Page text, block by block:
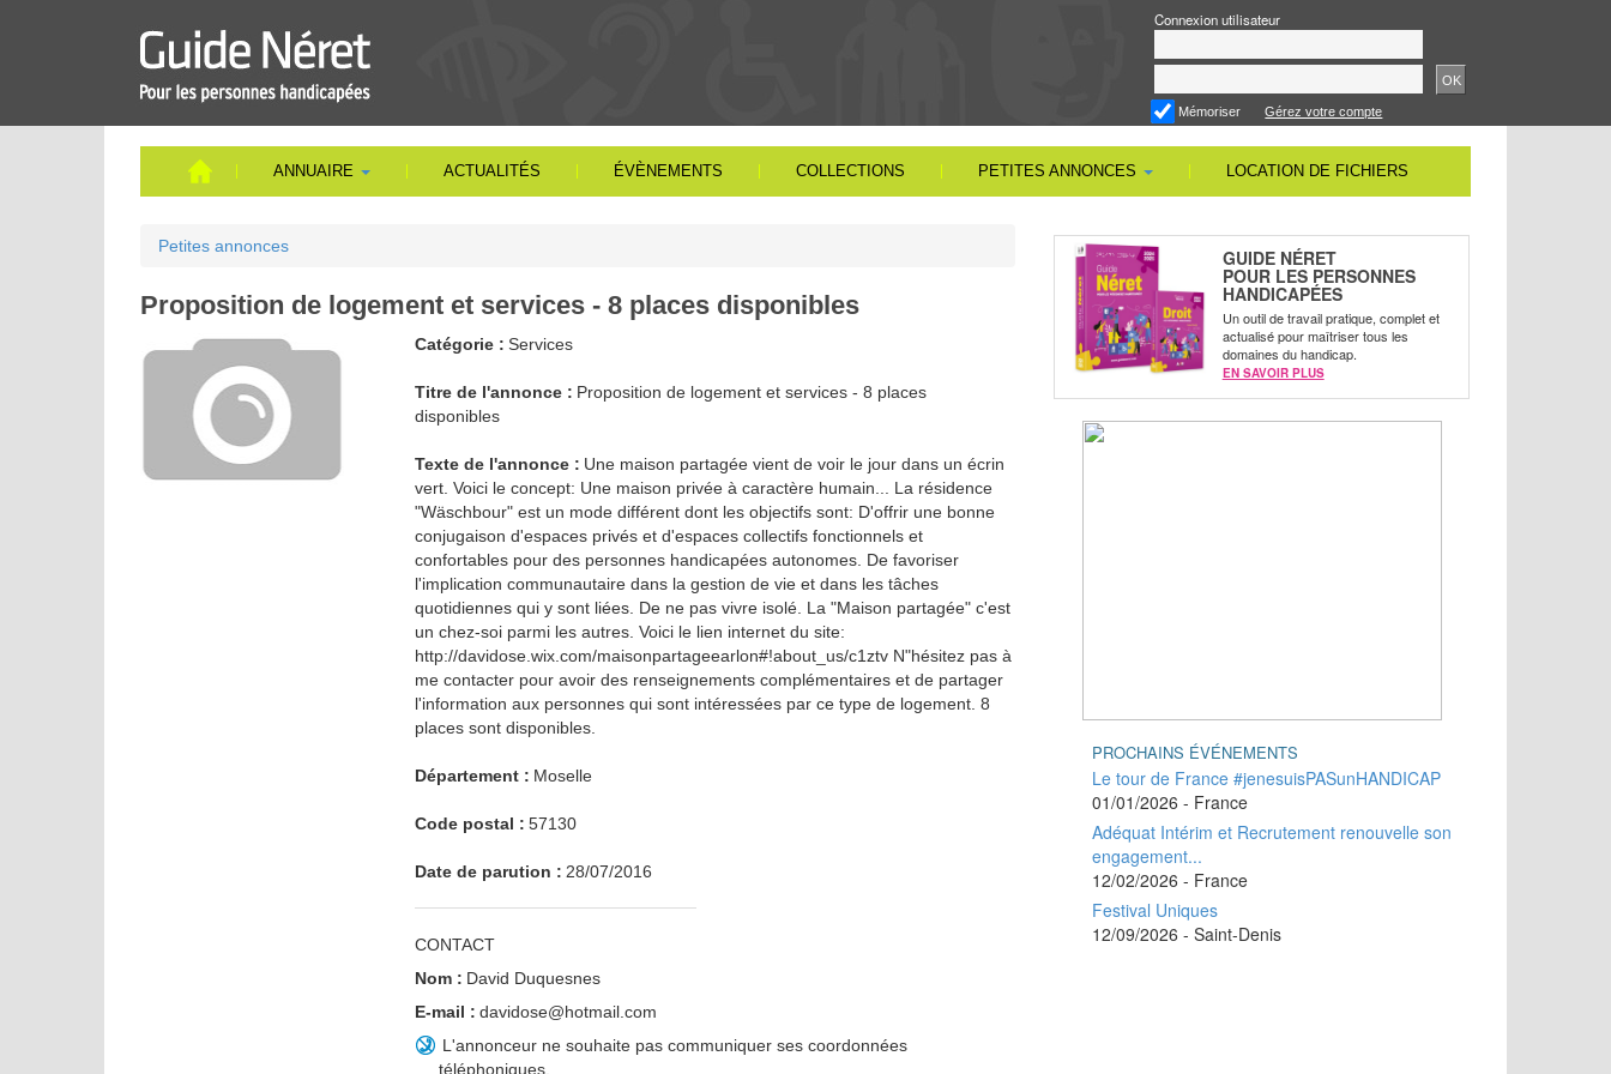
Connexion utilisateur
Mémoriser Gérez votre compte
OK
ANNUAIRE ACTUALITÉS ÉVÈNEMENTS COLLECTIONS PETITES ANNONCES LOCATION DE FICHIERS
Vous
êtes
Petites annonces
Proposition de logement et services - 8 places disponibles
Catégorie : Services
Titre de l'annonce : Proposition de logement et services - 8 places
disponibles
Texte de l'annonce : Une maison partagée vient de voir le jour dans un écrin
vert. Voici le concept: Une maison privée à caractère humain... La résidence
"Wäschbour" est un mode différent dont les objectifs sont: D'offrir une bonne
conjugaison d'espaces privés et d'espaces collectifs fonctionnels et
confortables pour des personnes handicapées autonomes. De favoriser
l'implication communautaire dans la gestion de vie et dans les tâches
quotidiennes qui y sont liées. De ne pas vivre isolé. La "Maison partagée" c'est
un chez-soi parmi les autres. Voici le lien internet du site:
http://davidose.wix.com/maisonpartageearlon#!about_us/c1ztv N"hésitez pas à
me contacter pour avoir des renseignements complémentaires et de partager
l'information aux personnes qui sont intéressées par ce type de logement. 8
places sont disponibles.
Département : Moselle
Code postal : 57130
Date de parution : 28/07/2016
CONTACT
Nom :
David Duquesnes
E-mail :
davidose@hotmail.com
L'annonceur ne souhaite pas communiquer ses coordonnées
téléphoniques.
GUIDE NÉRET
POUR LES PERSONNES
HANDICAPÉES
Un outil de travail pratique, complet et
actualisé pour maîtriser tous les
domaines du handicap.
EN SAVOIR PLUS
PROCHAINS ÉVÉNEMENTS
Le tour de France #jenesuisPASunHANDICAP
01/01/2026 - France
Adéquat Intérim et Recrutement renouvelle son
engagement...
12/02/2026 - France
Festival Uniques
12/09/2026 - Saint-Denis